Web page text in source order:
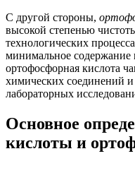
С другой стороны,
высокой степенью
технологических
минимальное содержание
ортофосфорная кислота
химических соединений
лабораторных
Основное
кислоты и